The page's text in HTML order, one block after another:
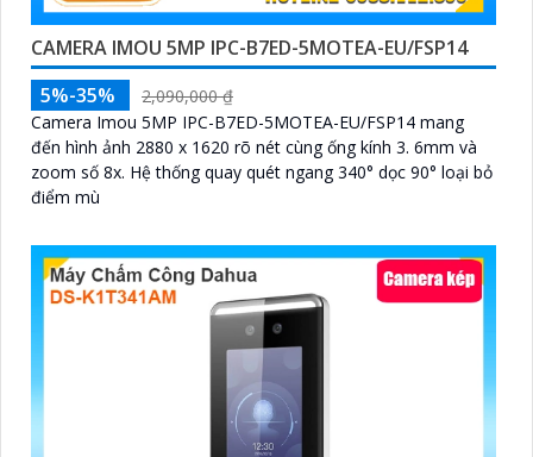
CAMERA IMOU 5MP IPC-B7ED-5MOTEA-EU/FSP14
5%-35%
2,090,000 ₫
Camera Imou 5MP IPC-B7ED-5MOTEA-EU/FSP14 mang
đến hình ảnh 2880 x 1620 rõ nét cùng ống kính 3. 6mm và
zoom số 8x. Hệ thống quay quét ngang 340° dọc 90° loại bỏ
điểm mù